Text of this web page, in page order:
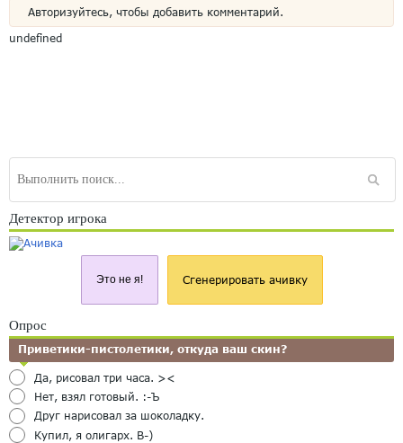
Авторизуйтесь, чтобы добавить комментарий.
undefined
Детектор игрока
Это не я! Сгенерировать ачивку
Опрос
Приветики-пистолетики, откуда ваш скин?
Да, рисовал три часа. ><
Нет, взял готовый. :-Ъ
Друг нарисовал за шоколадку.
Купил, я олигарх. B-)